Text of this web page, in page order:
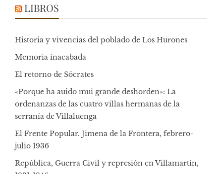
LIBROS
Historia y vivencias del poblado de Los Hurones
Memoria inacabada
El retorno de Sócrates
«Porque ha auido mui grande deshorden»: La
ordenanzas de las cuatro villas hermanas de la
serranía de Villaluenga
El Frente Popular. Jimena de la Frontera, febrero-
julio 1936
República, Guerra Civil y represión en Villamartín,